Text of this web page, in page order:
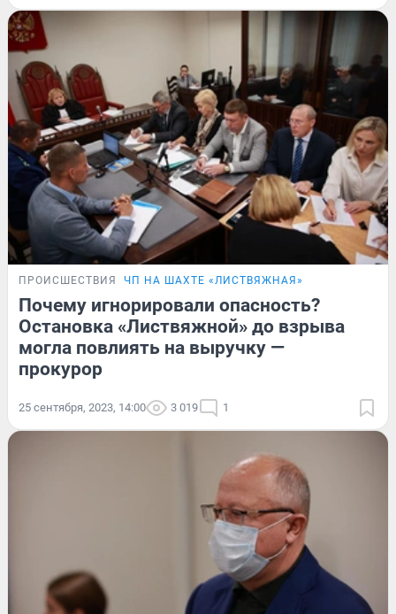
ПРОИСШЕСТВИЯ ЧП НА ШАХТЕ «ЛИСТВЯЖНАЯ»
Почему игнорировали опасность?
Остановка «Листвяжной» до взрыва
могла повлиять на выручку —
прокурор
25 сентября, 2023, 14:00 3 019 1